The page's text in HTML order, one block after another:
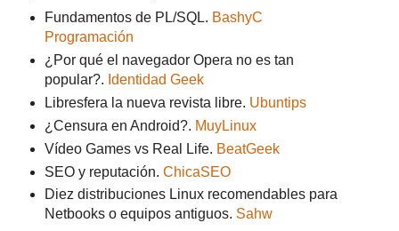
Fundamentos de PL/SQL. BashyC
Programación
¿Por qué el navegador Opera no es tan
popular?. Identidad Geek
Libresfera la nueva revista libre. Ubuntips
¿Censura en Android?. MuyLinux
Vídeo Games vs Real Life. BeatGeek
SEO y reputación. ChicaSEO
Diez distribuciones Linux recomendables para
Netbooks o equipos antiguos. Sahw